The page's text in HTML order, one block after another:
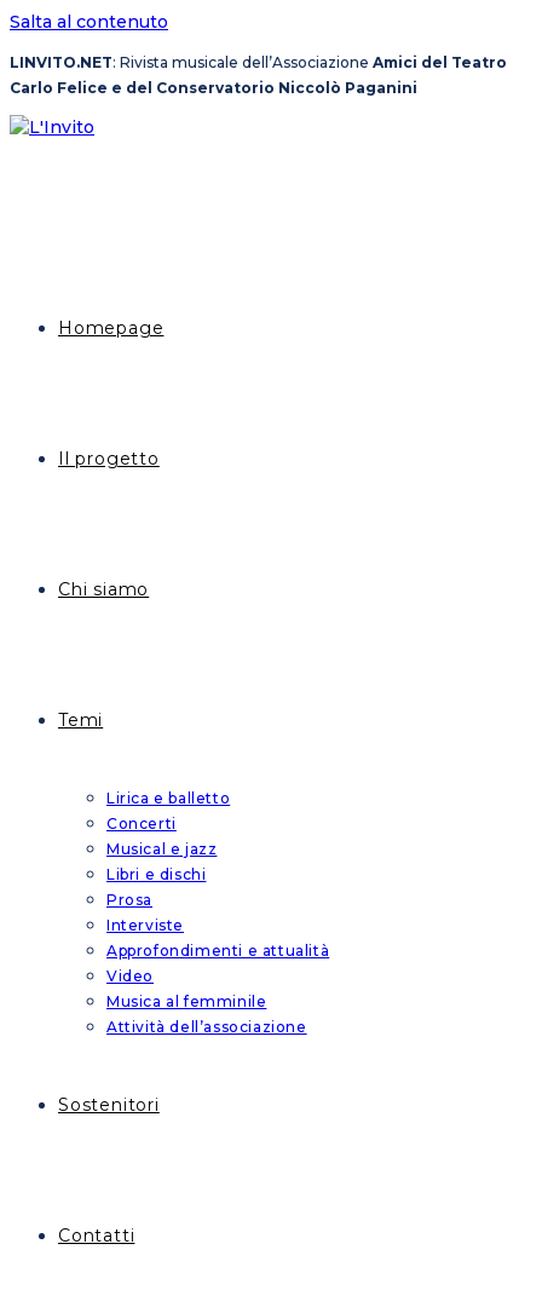
Salta al contenuto
LINVITO.NET: Rivista musicale dell’Associazione Amici del Teatro
Carlo Felice e del Conservatorio Niccolò Paganini
Homepage
Il progetto
Chi siamo
Temi
Lirica e balletto
Concerti
Musical e jazz
Libri e dischi
Prosa
Interviste
Approfondimenti e attualità
Video
Musica al femminile
Attività dell’associazione
Sostenitori
Contatti